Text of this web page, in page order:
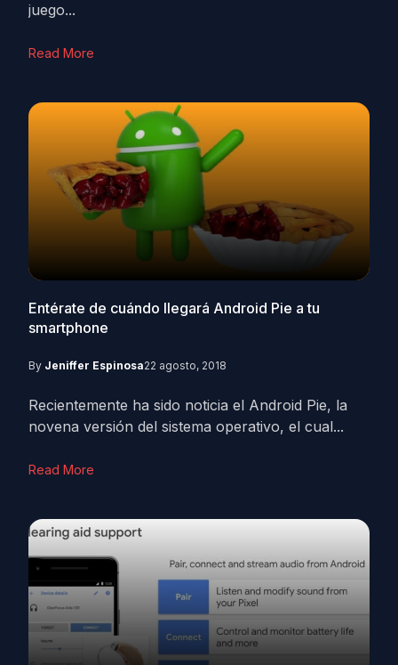
juego...
Read More
Entérate de cuándo llegará Android Pie a tu
smartphone
By Jeniffer Espinosa22 agosto, 2018
Recientemente ha sido noticia el Android Pie, la
novena versión del sistema operativo, el cual...
Read More